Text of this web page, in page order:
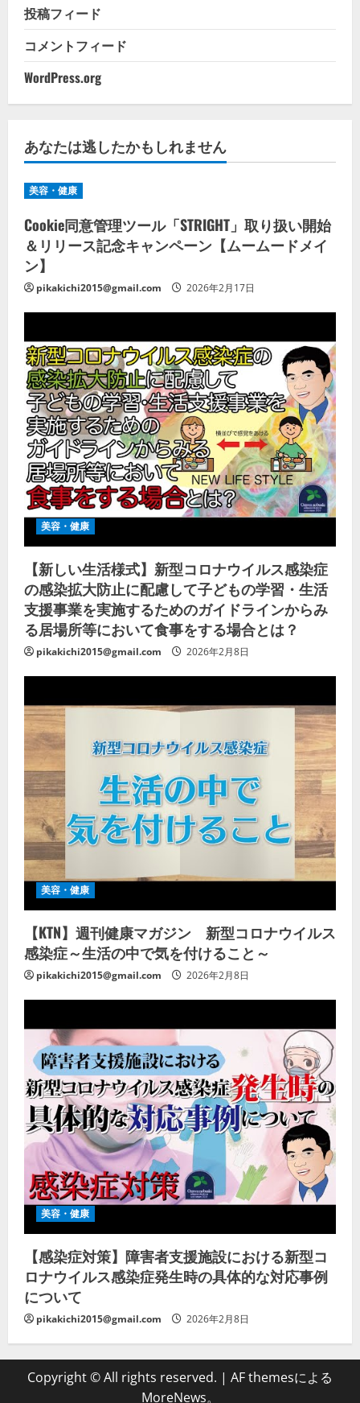
投稿フィード
コメントフィード
WordPress.org
あなたは逃したかもしれません
美容・健康
Cookie同意管理ツール「STRIGHT」取り扱い開始
＆リリース記念キャンペーン【ムームードメイ
ン】
pikakichi2015@gmail.com 2026年2月17日
美容・健康
【新しい生活様式】新型コロナウイルス感染症
の感染拡大防止に配慮して子どもの学習・生活
支援事業を実施するためのガイドラインからみ
る居場所等において食事をする場合とは？
pikakichi2015@gmail.com 2026年2月8日
美容・健康
【KTN】週刊健康マガジン 新型コロナウイルス
感染症～生活の中で気を付けること～
pikakichi2015@gmail.com 2026年2月8日
美容・健康
【感染症対策】障害者支援施設における新型コ
ロナウイルス感染症発生時の具体的な対応事例
について
pikakichi2015@gmail.com 2026年2月8日
Copyright © All rights reserved. | AF themesによる
MoreNews。